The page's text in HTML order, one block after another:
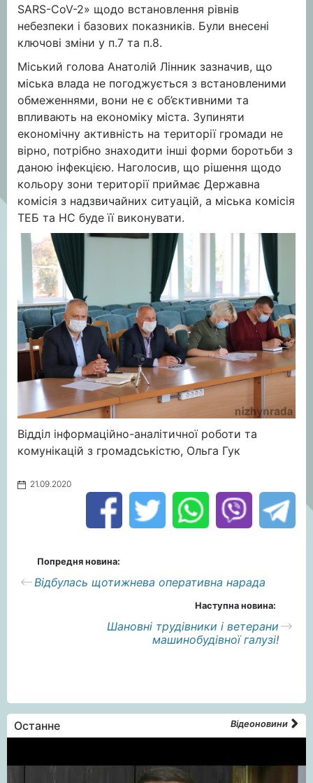
SARS-CoV-2» щодо встановлення рівнів
небезпеки і базових показників. Були внесені
ключові зміни у п.7 та п.8.
Міський голова Анатолій Лінник зазначив, що
міська влада не погоджується з встановленими
обмеженнями, вони не є об’єктивними та
впливають на економіку міста. Зупиняти
економічну активність на території громади не
вірно, потрібно знаходити інші форми боротьби з
даною інфекцією. Наголосив, що рішення щодо
кольору зони території приймає Державна
комісія з надзвичайних ситуацій, а міська комісія
ТЕБ та НС буде її виконувати.
Відділ інформаційно-аналітичної роботи та
комунікацій з громадськістю, Ольга Гук
21.09.2020
Попредня новина:
Відбулась щотижнева оперативна нарада
Наступна новина:
Шановні трудівники і ветерани
машинобудівної галузі!
Останне Відеоновини